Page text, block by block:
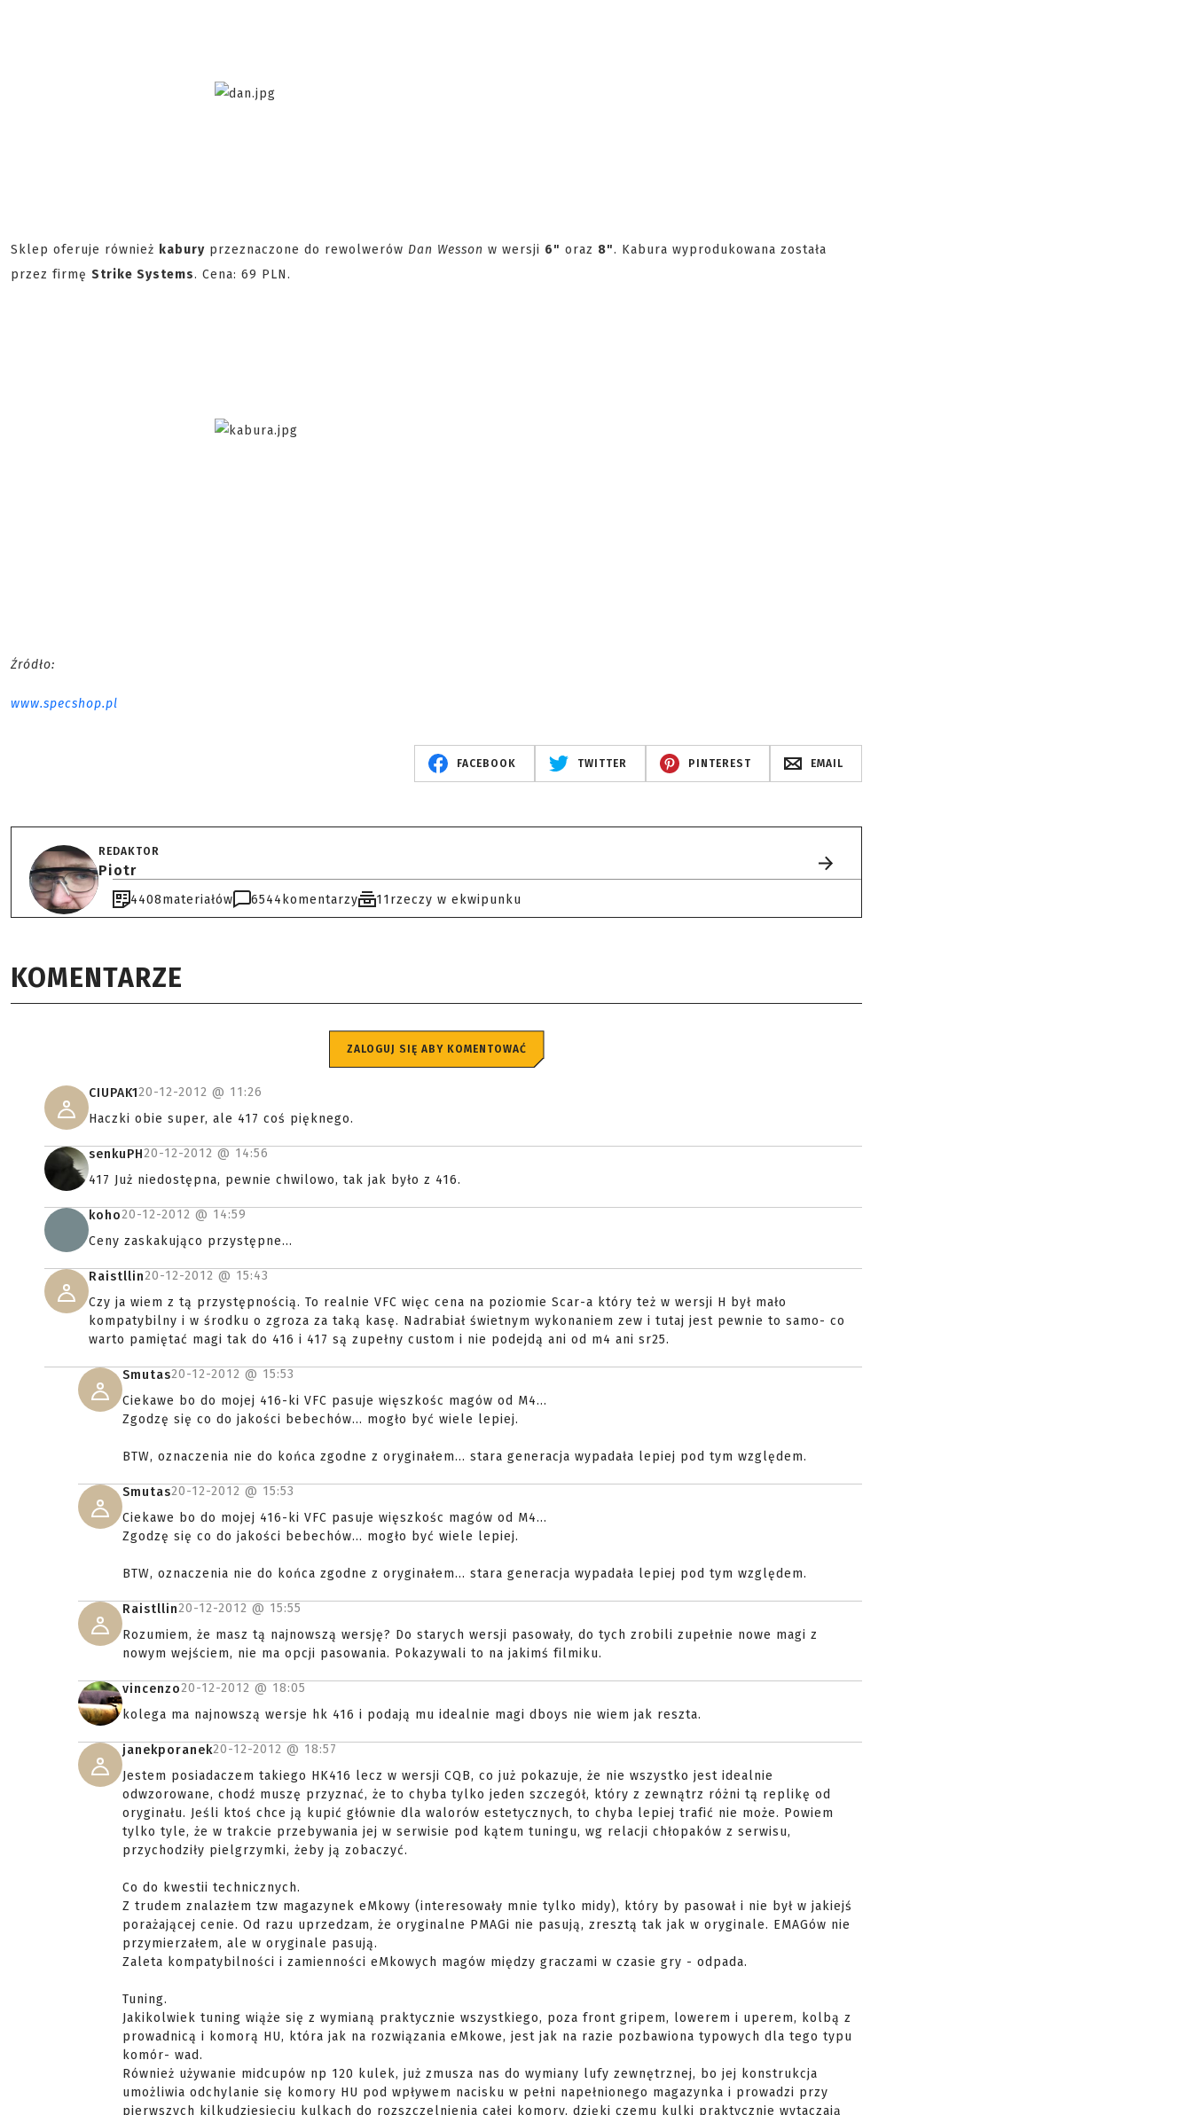
Sklep oferuje również kabury przeznaczone do rewolwerów Dan Wesson w wersji 6" oraz 8". Kabura wyprodukowana została
przez firmę Strike Systems. Cena: 69 PLN.
Źródło:
www.specshop.pl
FACEBOOK TWITTER PINTEREST EMAIL
REDAKTOR
Piotr
4408materiałów 6544 komentarzy 11rzeczy w ekwipunku
KOMENTARZE
ZALOGUJ SIĘ ABY KOMENTOWAĆ
CIUPAK120-12-2012 @ 11:26
Haczki obie super, ale 417 coś pięknego.
senkuPH20-12-2012 @ 14:56
417 Już niedostępna, pewnie chwilowo, tak jak było z 416.
koho20-12-2012 @ 14:59
Ceny zaskakująco przystępne...
Raistllin20-12-2012 @ 15:43
Czy ja wiem z tą przystępnością. To realnie VFC więc cena na poziomie Scar-a który też w wersji H był mało
kompatybilny i w środku o zgroza za taką kasę. Nadrabiał świetnym wykonaniem zew i tutaj jest pewnie to samo- co
warto pamiętać magi tak do 416 i 417 są zupełny custom i nie podejdą ani od m4 ani sr25.
Smutas20-12-2012 @ 15:53
Ciekawe bo do mojej 416-ki VFC pasuje więszkośc magów od M4...
Zgodzę się co do jakości bebechów... mogło być wiele lepiej.
BTW, oznaczenia nie do końca zgodne z oryginałem... stara generacja wypadała lepiej pod tym względem.
Smutas20-12-2012 @ 15:53
Ciekawe bo do mojej 416-ki VFC pasuje więszkośc magów od M4...
Zgodzę się co do jakości bebechów... mogło być wiele lepiej.
BTW, oznaczenia nie do końca zgodne z oryginałem... stara generacja wypadała lepiej pod tym względem.
Raistllin20-12-2012 @ 15:55
Rozumiem, że masz tą najnowszą wersję? Do starych wersji pasowały, do tych zrobili zupełnie nowe magi z
nowym wejściem, nie ma opcji pasowania. Pokazywali to na jakimś filmiku.
vincenzo20-12-2012 @ 18:05
kolega ma najnowszą wersje hk 416 i podają mu idealnie magi dboys nie wiem jak reszta.
janekporanek20-12-2012 @ 18:57
Jestem posiadaczem takiego HK416 lecz w wersji CQB, co już pokazuje, że nie wszystko jest idealnie
odwzorowane, chodź muszę przyznać, że to chyba tylko jeden szczegół, który z zewnątrz różni tą replikę od
oryginału. Jeśli ktoś chce ją kupić głównie dla walorów estetycznych, to chyba lepiej trafić nie może. Powiem
tylko tyle, że w trakcie przebywania jej w serwisie pod kątem tuningu, wg relacji chłopaków z serwisu,
przychodziły pielgrzymki, żeby ją zobaczyć.
Co do kwestii technicznych.
Z trudem znalazłem tzw magazynek eMkowy (interesowały mnie tylko midy), który by pasował i nie był w jakiejś
porażającej cenie. Od razu uprzedzam, że oryginalne PMAGi nie pasują, zresztą tak jak w oryginale. EMAGów nie
przymierzałem, ale w oryginale pasują.
Zaleta kompatybilności i zamienności eMkowych magów między graczami w czasie gry - odpada.
Tuning.
Jakikolwiek tuning wiąże się z wymianą praktycznie wszystkiego, poza front gripem, lowerem i uperem, kolbą z
prowadnicą i komorą HU, która jak na rozwiązania eMkowe, jest jak na razie pozbawiona typowych dla tego typu
komór- wad.
Również używanie midcupów np 120 kulek, już zmusza nas do wymiany lufy zewnętrznej, bo jej konstrukcja
umożliwia odchylanie się komory HU pod wpływem nacisku w pełni napełnionego magazynka i prowadzi przy
pierwszych kilkudziesięciu kulkach do rozszczelnienia całej komory, dzięki czemu kulki praktycznie wytaczają